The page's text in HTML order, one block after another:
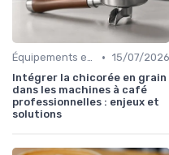
Équipements et Machines CHR • 15/07/2026
Intégrer la chicorée en grain
dans les machines à café
professionnelles : enjeux et
solutions